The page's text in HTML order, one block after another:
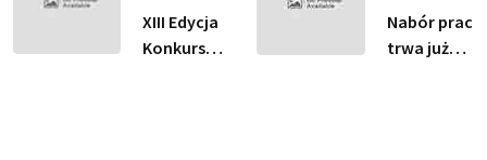
i Finału XIII
edycji
została
objęta
Patronatem
XIII Edycja
Konkursu
Nabór prac
trwa już